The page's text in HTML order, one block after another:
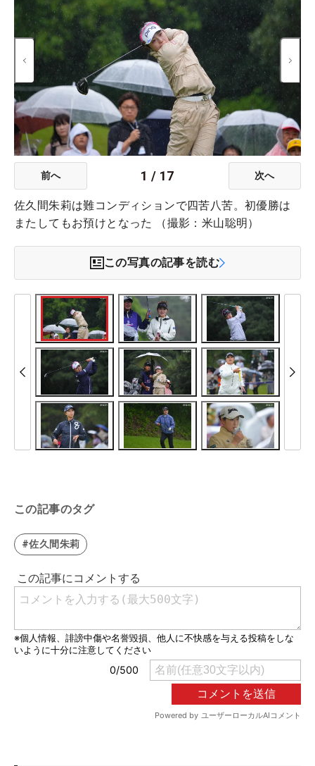
前へ 1 / 17 次へ
佐久間朱莉は難コンディションで四苦八苦。初優勝は
またしてもお預けとなった （撮影：米山聡明）
この写真の記事を読む
この記事のタグ
#佐久間朱莉